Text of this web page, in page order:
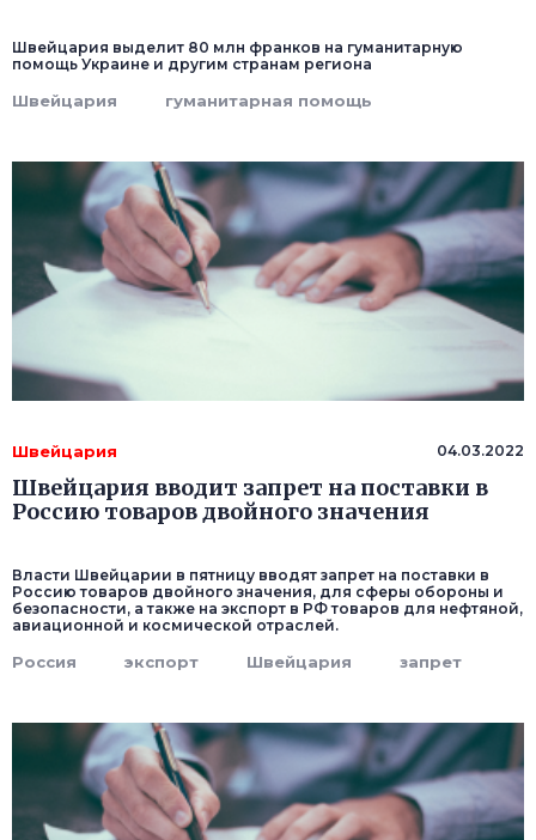
Швейцария выделит 80 млн франков на гуманитарную
помощь Украине и другим странам региона
Швейцария гуманитарная помощь
Швейцария 04.03.2022
Швейцария вводит запрет на поставки в
Россию товаров двойного значения
Власти Швейцарии в пятницу вводят запрет на поставки в
Россию товаров двойного значения, для сферы обороны и
безопасности, а также на экспорт в РФ товаров для нефтяной,
авиационной и космической отраслей.
Россия экспорт Швейцария запрет